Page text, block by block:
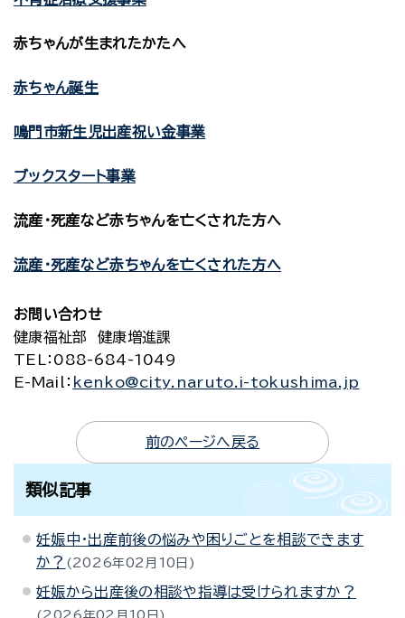
赤ちゃんが生まれたかたへ
赤ちゃん誕生
鳴門市新生児出産祝い金事業
ブックスタート事業
流産・死産など赤ちゃんを亡くされた方へ
流産・死産など赤ちゃんを亡くされた方へ
お問い合わせ
健康福祉部 健康増進課
TEL
：088-684-1049
E-Mail
： kenko@city.naruto.i-tokushima.jp
前のページへ戻る
類似記事
妊娠中・出産前後の悩みや困りごとを相談できます
か？
2026年02月10日
妊娠から出産後の相談や指導は受けられますか？
2026年02月10日